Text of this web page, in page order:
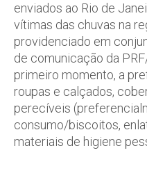
enviados ao Rio de
vítimas das chuvas na
providenciado em
de comunicação da
primeiro momento, a
roupas e calçados,
perecíveis
consumo/biscoitos,
materiais de higiene